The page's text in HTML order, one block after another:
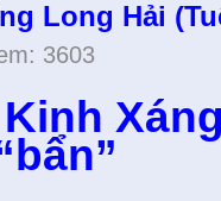
Long Hải
3603
Kinh